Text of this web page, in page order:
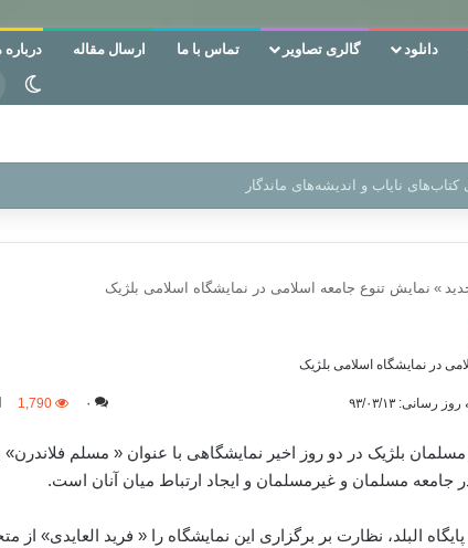
دانلود گالری تصاویر تماس با ما ارسال مقاله درباره
خداست‌!
» نمایش تنوع جامعه اسلامی در نمایشگاه اسلامی بلژیک
در نمایشگاه اسلامی بلژیک
رسانی: ۹۳/۰۳/۱۳ ۰ 1,790
بلژیک در دو روز اخیر نمایشگاهی با عنوان « مسلم
جامعه مسلمان و غیرمسلمان و ایجاد ارتباط میان آنان است.
البلد، نظارت بر برگزاری این نمایشگاه را « فرید العایدی» از